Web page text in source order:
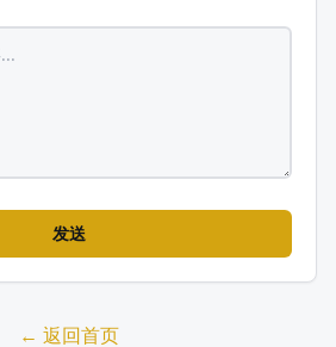
发送
← 返回首页